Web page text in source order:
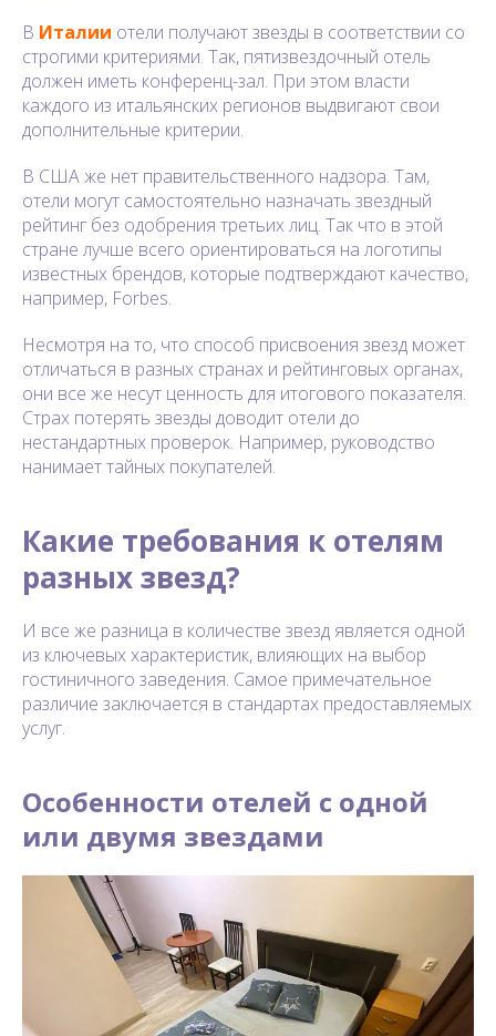
В Италии отели получают звезды в соответствии со
строгими критериями. Так, пятизвездочный отель
должен иметь конференц-зал. При этом власти
каждого из итальянских регионов выдвигают свои
дополнительные критерии.
В США же нет правительственного надзора. Там,
отели могут самостоятельно назначать звездный
рейтинг без одобрения третьих лиц. Так что в этой
стране лучше всего ориентироваться на логотипы
известных брендов, которые подтверждают качество,
например, Forbes.
Несмотря на то, что способ присвоения звезд может
отличаться в разных странах и рейтинговых органах,
они все же несут ценность для итогового показателя.
Страх потерять звезды доводит отели до
нестандартных проверок. Например, руководство
нанимает тайных покупателей.
Какие требования к отелям
разных звезд?
И все же разница в количестве звезд является одной
из ключевых характеристик, влияющих на выбор
гостиничного заведения. Самое примечательное
различие заключается в стандартах предоставляемых
услуг.
Особенности отелей с одной
или двумя звездами